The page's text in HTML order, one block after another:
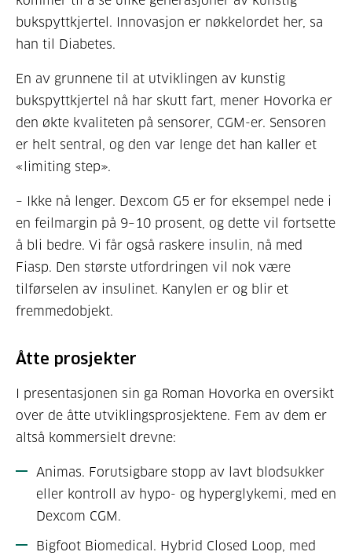
bukspyttkjertel. Innovasjon er nøkkelordet her, sa
han til Diabetes.
En av grunnene til at utviklingen av kunstig
bukspyttkjertel nå har skutt fart, mener Hovorka er
den økte kvaliteten på sensorer, CGM-er. Sensoren
er helt sentral, og den var lenge det han kaller et
«limiting step».
– Ikke nå lenger. Dexcom G5 er for eksempel nede i
en feilmargin på 9–10 prosent, og dette vil fortsette
å bli bedre. Vi får også raskere insulin, nå med
Fiasp. Den største utfordringen vil nok være
tilførselen av insulinet. Kanylen er og blir et
fremmedobjekt.
Åtte prosjekter
I presentasjonen sin ga Roman Hovorka en oversikt
over de åtte utviklingsprosjektene. Fem av dem er
altså kommersielt drevne:
Animas. Forutsigbare stopp av lavt blodsukker
eller kontroll av hypo- og hyperglykemi, med en
Dexcom CGM.
Bigfoot Biomedical. Hybrid Closed Loop, med